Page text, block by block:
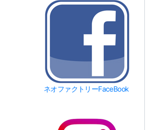
ネオファクトリーFaceBook